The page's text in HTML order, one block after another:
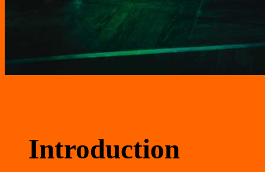
Introduction